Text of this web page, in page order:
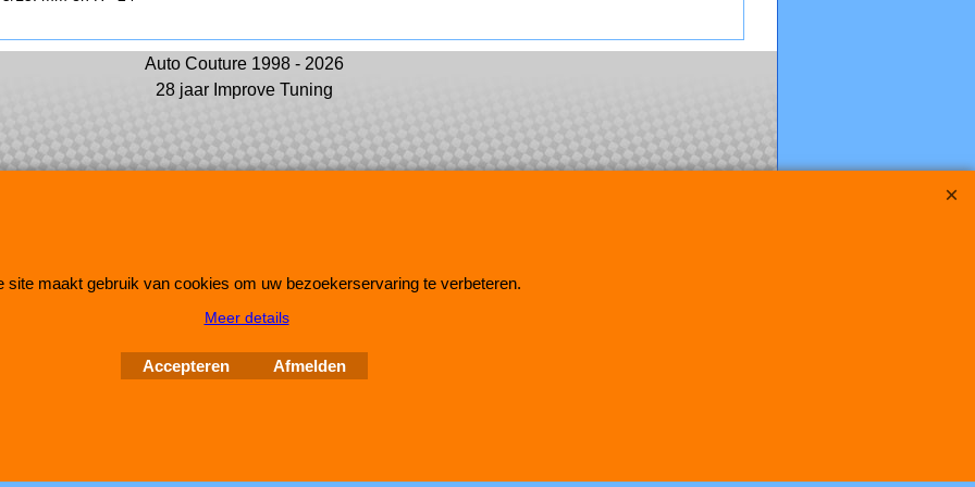
Auto Couture 1998 - 2026
28 jaar Improve Tuning
ShopFactory webwinkel
software.
site maakt gebruik van cookies om uw bezoekerservaring te verbeteren.
Meer details
Accepteren Afmelden